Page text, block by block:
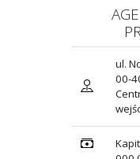
ul.
00-